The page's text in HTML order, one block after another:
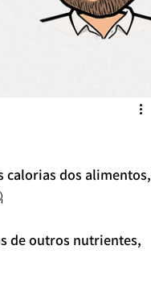
calorias dos alimentos,
de outros nutrientes,